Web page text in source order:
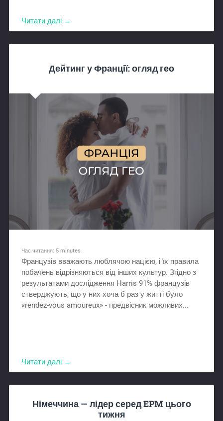
Читати далі →
Дейтинг у Франції: огляд гео
Час читання: 5 minutes
Французів вважають люблячою нацією, і їх правила
побачень відрізняються від інших культур. Згідно з
результатами дослідження Harris 91% французів
стверджують, що у них хоча б раз у житті було
«rendez-vous amoureux» - предвісник можливих...
Читати далі →
Німеччина — лідер серед EPM цього
тижня